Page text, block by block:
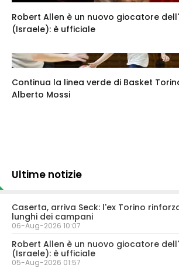
Robert Allen è un nuovo giocatore
(Israele): è ufficiale
Continua la linea verde di Basket
Alberto Mossi
Ultime notizie
Caserta, arriva Seck: l'ex Torino
lunghi dei campani
06-Aug-2026 10:07
Robert Allen è un nuovo giocatore
(Israele): è ufficiale
05-Aug-2026 01:57